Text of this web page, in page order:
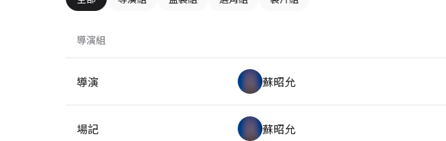
導演組
導演 蘇昭允
場記 蘇昭允